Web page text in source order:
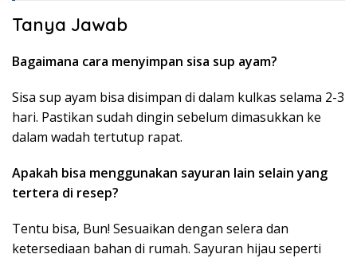
Tanya Jawab
Bagaimana cara menyimpan sisa sup ayam?
Sisa sup ayam bisa disimpan di dalam kulkas selama 2-3
hari. Pastikan sudah dingin sebelum dimasukkan ke
dalam wadah tertutup rapat.
Apakah bisa menggunakan sayuran lain selain yang
tertera di resep?
Tentu bisa, Bun! Sesuaikan dengan selera dan
ketersediaan bahan di rumah. Sayuran hijau seperti